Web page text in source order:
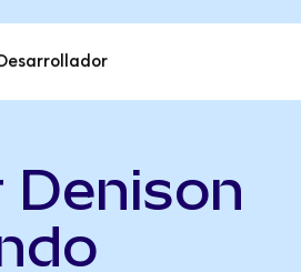
Desarrollador